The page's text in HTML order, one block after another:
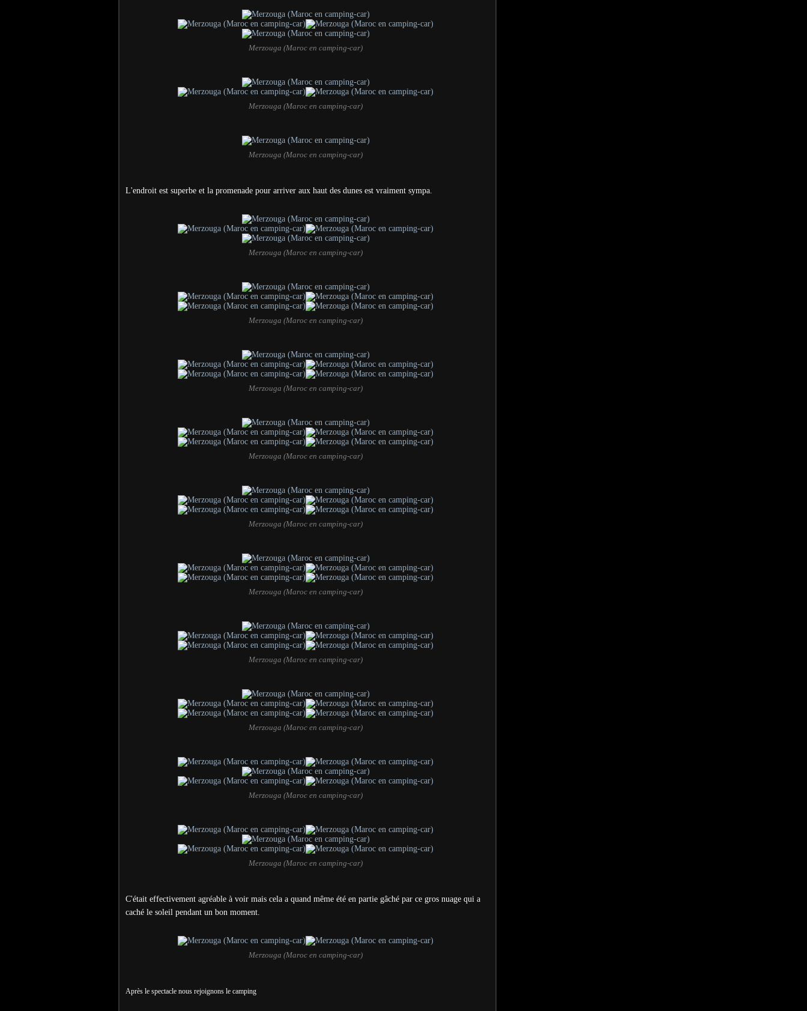
Merzouga (Maroc en camping-car)
Merzouga (Maroc en camping-car)
Merzouga (Maroc en camping-car)
L'endroit est superbe et la promenade pour arriver aux haut des dunes est vraiment sympa.
Merzouga (Maroc en camping-car)
Merzouga (Maroc en camping-car)
Merzouga (Maroc en camping-car)
Merzouga (Maroc en camping-car)
Merzouga (Maroc en camping-car)
Merzouga (Maroc en camping-car)
Merzouga (Maroc en camping-car)
Merzouga (Maroc en camping-car)
Merzouga (Maroc en camping-car)
Merzouga (Maroc en camping-car)
C'était effectivement agréable à voir mais cela a quand même été en partie gâché par ce gros nuage qui a
caché le soleil pendant un bon moment.
Merzouga (Maroc en camping-car)
Après le spectacle nous rejoignons le camping